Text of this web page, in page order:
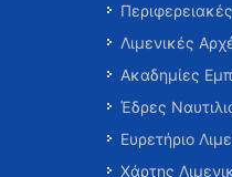
Λιμενικές
Ακαδημίες
Έδρες
Ευρετήριο
Χάρτης